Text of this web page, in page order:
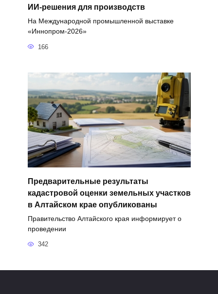
ИИ-решения для производств
На Международной промышленной выставке
«Иннопром-2026»
166
Предварительные результаты
кадастровой оценки земельных участков
в Алтайском крае опубликованы
Правительство Алтайского края информирует о
проведении
342